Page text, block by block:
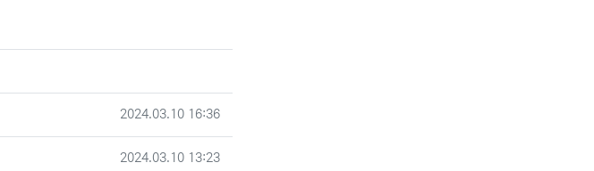
작성일
2024.03.10 16:36
작성일
2024.03.10 13:23